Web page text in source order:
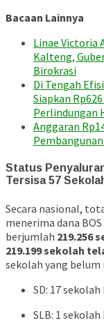
Bacaan Lainnya
Linae Victoria
Kalteng,
Birokrasi
Di Tengah
Siapkan
Perlindungan
Anggaran
Status
Tersisa 57
Secara nasional,
menerima dana
berjumlah 219.256
219.199 sekolah
sekolah yang belum
SD: 17
SLB: 1